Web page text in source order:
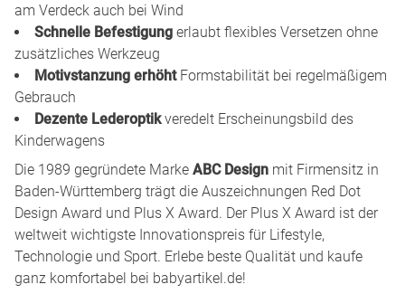
am Verdeck auch bei Wind
Schnelle Befestigung erlaubt flexibles Versetzen ohne
zusätzliches Werkzeug
Motivstanzung erhöhtFormstabilität bei regelmäßigem
Gebrauch
Dezente Lederoptikveredelt Erscheinungsbild des
Kinderwagens
Die 1989 gegründete Marke ABC Design mit Firmensitz in
Baden-Württemberg trägt die Auszeichnungen Red Dot
Design Award und Plus X Award. Der Plus X Award ist der
weltweit wichtigste Innovationspreis für Lifestyle,
Technologie und Sport. Erlebe beste Qualität und kaufe
ganz komfortabel bei babyartikel.de!